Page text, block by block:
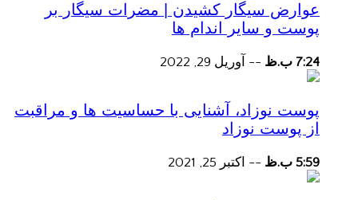
عوارض سیگار کشیدن | مضرات سیگار بر
پوست و سایر اندام ها
7:24 ب.ظ -- آوریل 29, 2022
پوست نوزاد، آشنایی با حساسیت ها و مراقبت
از پوست نوزاد
5:59 ب.ظ -- اکتبر 25, 2021